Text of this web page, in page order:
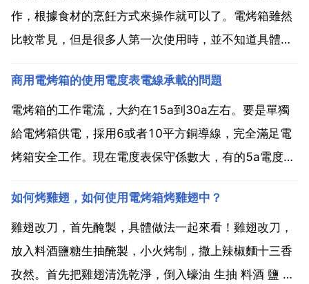
作，根據食材的烹飪方式來操作就可以了。電烤箱雖然
比較常見，但是很多人第一次使用時，並不知道具體要
下吧。1 新買的電烤箱第一次使用時，需要使用溫水清
潔烤架和烤盤，用浸過清潔劑的柔軟溼布擦拭烤箱內
部，等待...
商用電烤箱的使用電度表電線承載的問題
電烤箱的工作電流，大約在15a到30a左右。要是單獨
給電烤箱供電，採用6或者10平方銅導線，完全滿足電
烤箱安全工作。現在電度表保守係數大，有的5a電度表
供電決定。僅供參考。三相電源，6.5kw電流17a，因
為功率不算大，6平方銅芯導線，20 32a的...
如何烤雞翅，如何使用電烤箱烤雞翅中？
雞翅改刀，首先醃製，具體做法一起來看！雞翅改刀，
放入料酒鹽糖生抽醃製，小火烤制，撒上辣椒麵十三香
孜然。首先把雞翅清洗乾淨，倒入蠔油 生抽 料酒 鹽 鹽